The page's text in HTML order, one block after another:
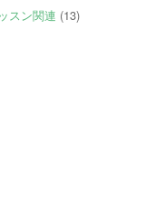
スン関連 (13)